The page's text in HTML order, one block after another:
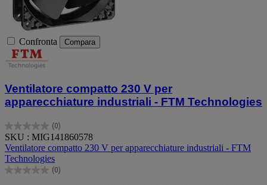
Confronta Compara
Ventilatore compatto 230 V per
apparecchiature industriali - FTM Technologies
(0)
0.0
su
5
stelle.
SKU : MIG141860578
Ventilatore compatto 230 V per apparecchiature industriali - FTM
Technologies
(0)
0.0